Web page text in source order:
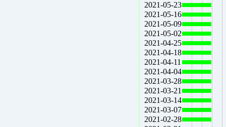
2021-05-23
2021-05-16
2021-05-09
2021-05-02
2021-04-25
2021-04-18
2021-04-11
2021-04-04
2021-03-28
2021-03-21
2021-03-14
2021-03-07
2021-02-28